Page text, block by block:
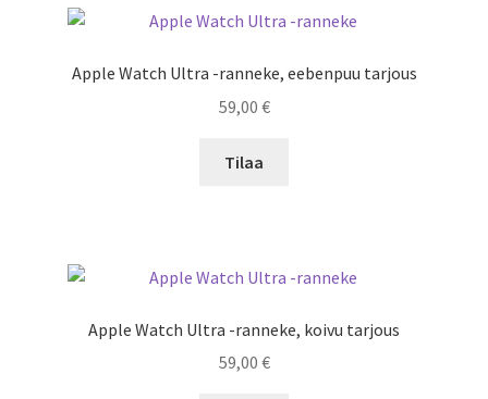
Apple Watch Ultra -ranneke, eebenpuu tarjous
59,00 €
Tilaa
Apple Watch Ultra -ranneke, koivu tarjous
59,00 €